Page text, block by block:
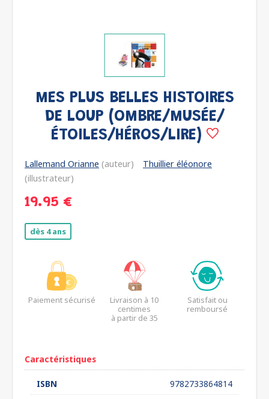
MES PLUS BELLES HISTOIRES
DE LOUP (OMBRE/MUSÉE/
ÉTOILES/HÉROS/LIRE)
Lallemand Orianne (auteur)
Thuillier éléonore
(illustrateur)
19.95 €
dès 4 ans
Paiement sécurisé
Livraison à 10
centimes
à partir de 35
Satisfait ou
remboursé
Caractéristiques
ISBN
9782733864814